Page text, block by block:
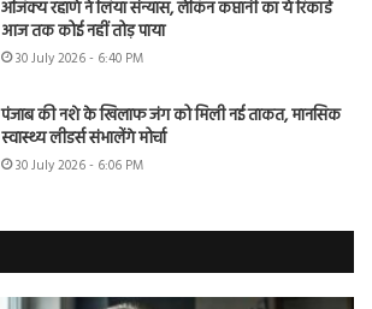
अजिंक्य रहाणे ने लिया संन्यास, लेकिन कप्तानी का ये रिकॉर्ड
आज तक कोई नहीं तोड़ पाया
30 July 2026 - 6:40 PM
पंजाब की नशे के खिलाफ जंग को मिली नई ताकत, मानसिक
स्वास्थ्य लीडर्स संभालेंगे मोर्चा
30 July 2026 - 6:06 PM